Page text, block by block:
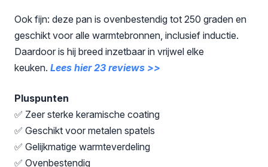
Ook fijn: deze pan is ovenbestendig tot 250 graden en
geschikt voor alle warmtebronnen, inclusief inductie.
Daardoor is hij breed inzetbaar in vrijwel elke
keuken. Lees hier 23 reviews >>
Pluspunten
✅ Zeer sterke keramische coating
✅ Geschikt voor metalen spatels
✅ Gelijkmatige warmteverdeling
✅ Ovenbestendig